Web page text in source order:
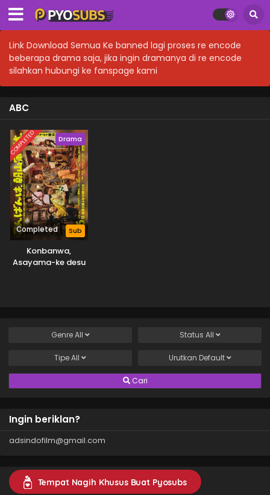
Link Download Semua Ke banned lagi proses re encode
beberapa drama saja, jika ingin dramanya di re encode
silahkan hubungi ke fanspage kami
ABC
COMPLETED Drama
Completed Sub
Konbanwa,
Asayama-ke desu
GenreAll Status All
TipeAll Urutkan Default
Cari
Ingin beriklan?
adsindofilm@gmail.com
Tempat Nagih Khusus Buat Pyosubs